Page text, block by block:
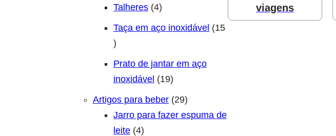
Talheres 44 produtos
Taça em aço inoxidável
15
15 produtos
Prato de jantar em aço
inoxidável
1919 produtos
Artigos para beber 2929 produtos
Jarro para fazer espuma de
leite 44 produtos
viagens